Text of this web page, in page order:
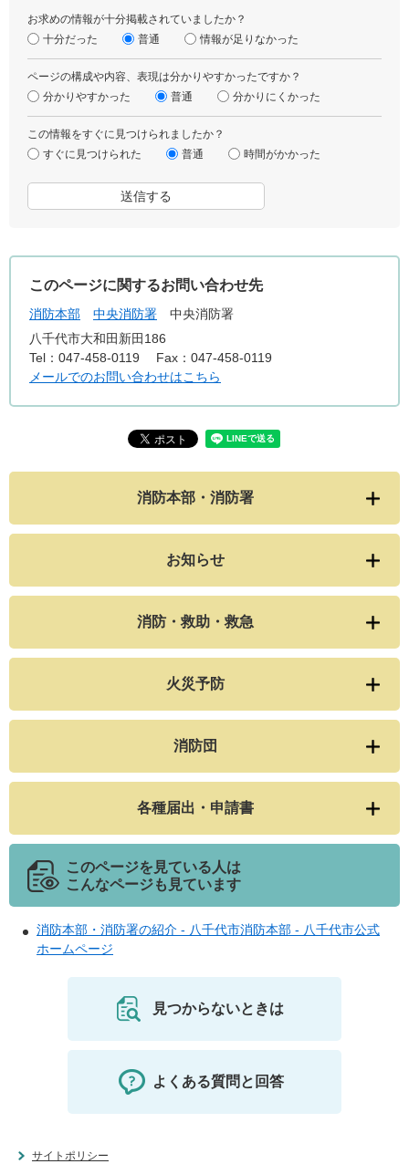
お求めの情報が十分掲載されていましたか？
十分だった
普通 情報が足りなかった
ページの構成や内容、表現は分かりやすかったですか？
分かりやすかった
普通 分かりにくかった
この情報をすぐに見つけられましたか？
すぐに見つけられた
普通 時間がかかった
このページに関するお問い合わせ先
消防本部 中央消防署
中央消防署
八千代市大和田新田186
Tel：047-458-0119
Fax：047-458-0119
メールでのお問い合わせはこちら
消防本部・消防署
お知らせ
消防・救助・救急
火災予防
消防団
各種届出・申請書
このページを見ている人は
こんなページも見ています
消防本部・消防署の紹介 - 八千代市消防本部 - 八千代市公式
ホームページ
見つからないときは
よくある質問と回答
サイトポリシー